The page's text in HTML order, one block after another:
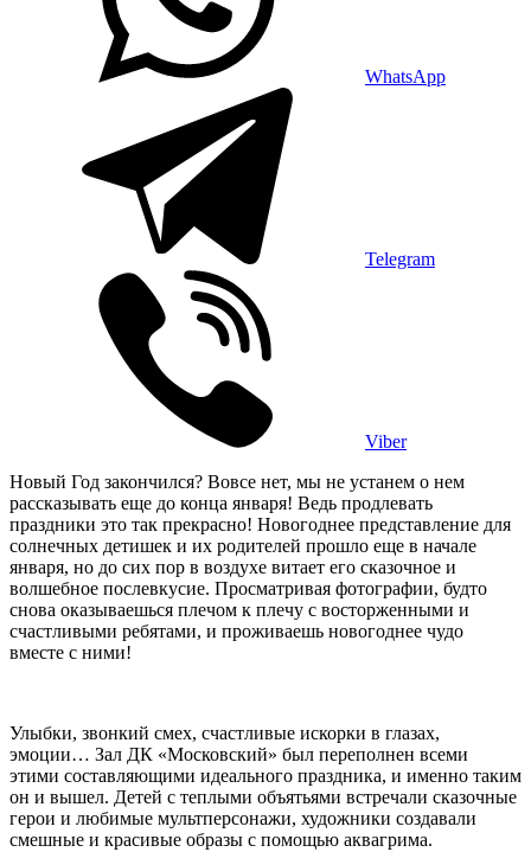
WhatsApp
Telegram
Viber
Новый Год закончился? Вовсе нет, мы не устанем о нем
рассказывать еще до конца января! Ведь продлевать
праздники это так прекрасно! Новогоднее представление для
солнечных детишек и их родителей прошло еще в начале
января, но до сих пор в воздухе витает его сказочное и
волшебное послевкусие. Просматривая фотографии, будто
снова оказываешься плечом к плечу с восторженными и
счастливыми ребятами, и проживаешь новогоднее чудо
вместе с ними!
Улыбки, звонкий смех, счастливые искорки в глазах,
эмоции… Зал ДК «Московский» был переполнен всеми
этими составляющими идеального праздника, и именно таким
он и вышел. Детей с теплыми объятьями встречали сказочные
герои и любимые мультперсонажи, художники создавали
смешные и красивые образы с помощью аквагрима.